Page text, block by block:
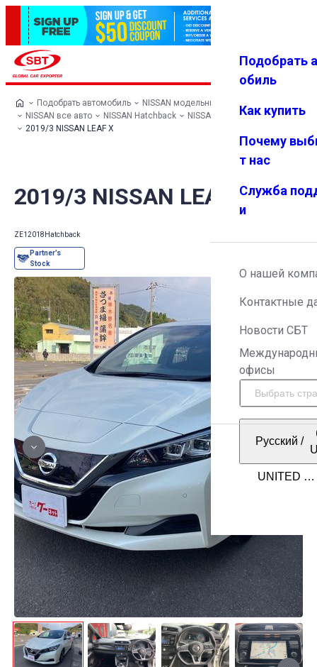
Избранн
Меню
Подобрать
обиль
Как купить
Почему
т нас
Служба
и
О нашей
Контактные
Новости СБТ
офисы
Русский /
Подобрать автомобиль
NISSAN модельный ряд
NISSAN все авто
NISSAN Hatchback
NISSAN LEAF
2019/3 NISSAN LEAF X
2019/3 NISSAN LEAF X
ZE1 2018 Hatchback